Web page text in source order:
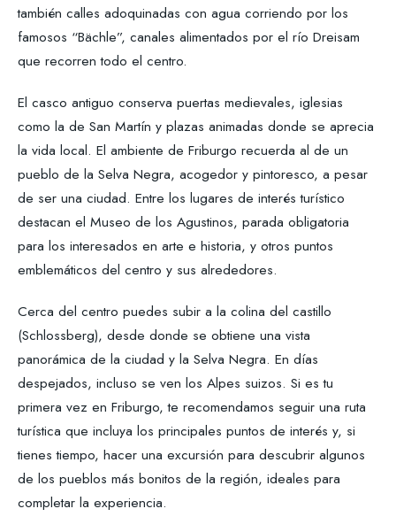
también calles adoquinadas con agua corriendo por los
famosos “Bächle”, canales alimentados por el río Dreisam
que recorren todo el centro.
El casco antiguo conserva puertas medievales, iglesias
como la de San Martín y plazas animadas donde se aprecia
la vida local. El ambiente de Friburgo recuerda al de un
pueblo de la Selva Negra, acogedor y pintoresco, a pesar
de ser una ciudad. Entre los lugares de interés turístico
destacan el Museo de los Agustinos, parada obligatoria
para los interesados en arte e historia, y otros puntos
emblemáticos del centro y sus alrededores.
Cerca del centro puedes subir a la colina del castillo
(Schlossberg), desde donde se obtiene una vista
panorámica de la ciudad y la Selva Negra. En días
despejados, incluso se ven los Alpes suizos. Si es tu
primera vez en Friburgo, te recomendamos seguir una ruta
turística que incluya los principales puntos de interés y, si
tienes tiempo, hacer una excursión para descubrir algunos
de los pueblos más bonitos de la región, ideales para
completar la experiencia.